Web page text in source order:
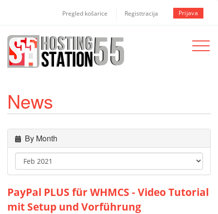
Pregled košarice Registtracija Prijava
Toggle
News
By Month
PayPal PLUS für WHMCS - Video Tutorial
mit Setup und Vorführung